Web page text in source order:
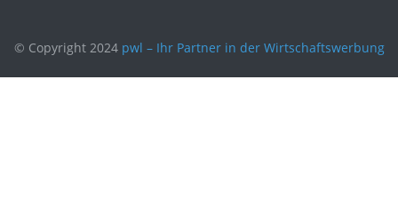
© Copyright 2024 pwl – Ihr Partner in der Wirtschaftswerbung